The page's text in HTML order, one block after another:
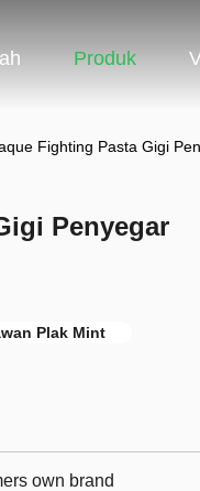
Produk
Fighting Pasta Gigi
Penyegar
Plak Mint
own brand